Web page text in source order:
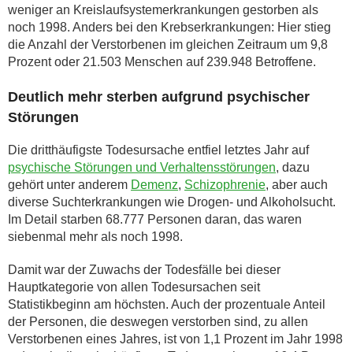
weniger an Kreislaufsystemerkrankungen gestorben als
noch 1998. Anders bei den Krebserkrankungen: Hier stieg
die Anzahl der Verstorbenen im gleichen Zeitraum um 9,8
Prozent oder 21.503 Menschen auf 239.948 Betroffene.
Deutlich mehr sterben aufgrund psychischer
Störungen
Die dritthäufigste Todesursache entfiel letztes Jahr auf
psychische Störungen und Verhaltensstörungen, dazu
gehört unter anderem Demenz, Schizophrenie, aber auch
diverse Suchterkrankungen wie Drogen- und Alkoholsucht.
Im Detail starben 68.777 Personen daran, das waren
siebenmal mehr als noch 1998.
Damit war der Zuwachs der Todesfälle bei dieser
Hauptkategorie von allen Todesursachen seit
Statistikbeginn am höchsten. Auch der prozentuale Anteil
der Personen, die deswegen verstorben sind, zu allen
Verstorbenen eines Jahres, ist von 1,1 Prozent im Jahr 1998